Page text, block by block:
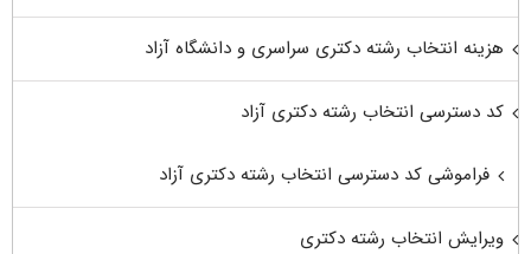
هزینه انتخاب رشته دکتری سراسری و دانشگاه آزاد
کد دسترسی انتخاب رشته دکتری آزاد
فراموشی کد دسترسی انتخاب رشته دکتری آزاد
ویرایش انتخاب رشته دکتری